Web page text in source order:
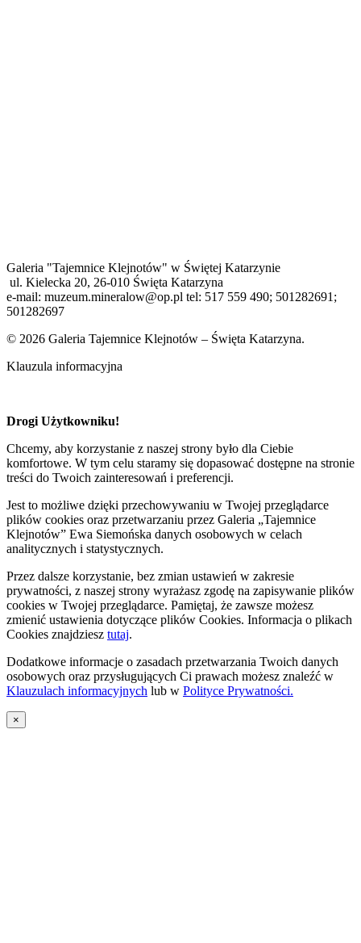
Galeria "Tajemnice Klejnotów" w Świętej Katarzynie
ul. Kielecka 20, 26-010 Święta Katarzyna
e-mail: muzeum.mineralow@op.pl tel: 517 559 490; 501282691;
501282697
© 2026 Galeria Tajemnice Klejnotów – Święta Katarzyna.
Klauzula informacyjna
Drogi Użytkowniku!
Chcemy, aby korzystanie z naszej strony było dla Ciebie
komfortowe. W tym celu staramy się dopasować dostępne na stronie
treści do Twoich zainteresowań i preferencji.
Jest to możliwe dzięki przechowywaniu w Twojej przeglądarce
plików cookies oraz przetwarzaniu przez Galeria „Tajemnice
Klejnotów” Ewa Siemońska danych osobowych w celach
analitycznych i statystycznych.
Przez dalsze korzystanie, bez zmian ustawień w zakresie
prywatności, z naszej strony wyrażasz zgodę na zapisywanie plików
cookies w Twojej przeglądarce. Pamiętaj, że zawsze możesz
zmienić ustawienia dotyczące plików Cookies. Informacja o plikach
Cookies znajdziesz tutaj.
Dodatkowe informacje o zasadach przetwarzania Twoich danych
osobowych oraz przysługujących Ci prawach możesz znaleźć w
Klauzulach informacyjnych lub w Polityce Prywatności.
×